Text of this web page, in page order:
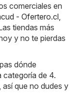
comerciales en
- Ofertero.cl
tiendas más
y no te pierdas
dónde
categoría de 4.
que no dudes y